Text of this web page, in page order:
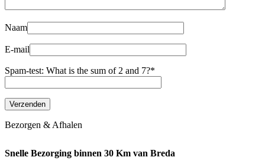
Naam
E-mail
Spam-test: What is the sum of 2 and 7?*
Bezorgen & Afhalen
Snelle Bezorging binnen 30 Km van Breda